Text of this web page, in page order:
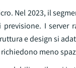
Nel 2023, il
I
e design si
meno